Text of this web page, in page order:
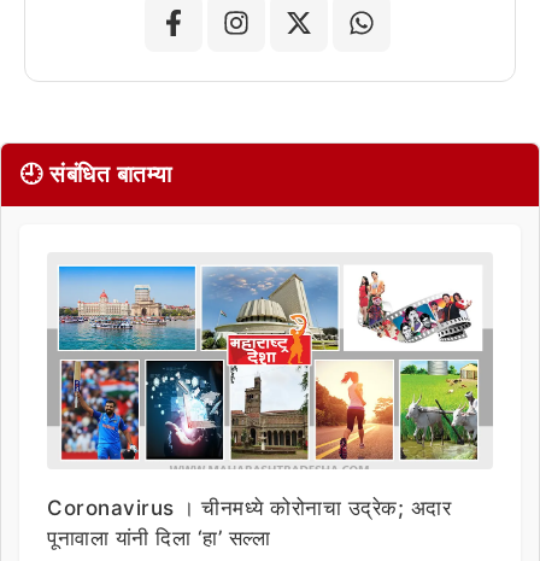
🕘 संबंधित बातम्या
Coronavirus । चीनमध्ये कोरोनाचा उद्रेक; अदार
पूनावाला यांनी दिला ‘हा’ सल्ला